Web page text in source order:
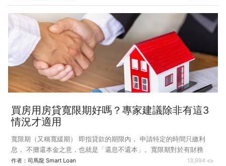
受電話行銷，對方就不能再繼續推銷；而如果消費者透過電話行銷購買
產品或保險等，也和網路購物一樣，享有7天鑑賞期。若違反可能被罰5
萬以上到2500萬元的罰鍰，屢勸不聽，罰鍰將加倍到10萬元以上5000
萬元以下。還有哪些規定可以保障消費者？梁維珊替大家整理出企業陌
生CALL客7規定，讓大家了解你可以怎樣拒絕電話行銷。1、推銷電話
必須顯示來電號碼顯示來電號碼表示自我負責，也可以讓消費者回撥確
認來
買房用房貸寬限期好嗎？專家建議除非有這3
情況才適用
寬限期（又稱寬緩期） 即指貸款的期限內， 申請特定的時間只繳利
息， 不攤還本金之意，也就是「還息不還本」。寬限期對於有財務規
劃需求的貸款人， 是很方便的貸款工具， 因為不用還本金， 所以寬限
作者： 司馬龍 Smart Loan 13,994